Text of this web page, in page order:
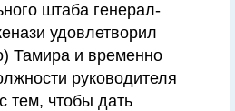
штаба генерал-
удовлетворил
Тамира и временно
руководителя
тем, чтобы дать